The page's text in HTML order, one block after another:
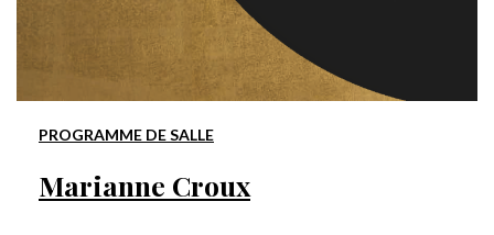
Marianne Croux
PROGRAMME DE SALLE